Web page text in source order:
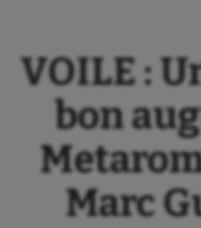
VOILE :
bon
Marc